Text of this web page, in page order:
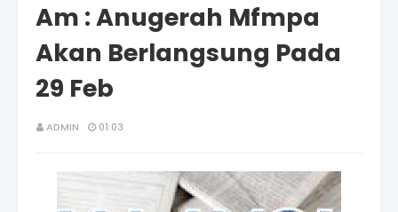
Am : Anugerah Mfmpa
Akan Berlangsung Pada
29 Feb
ADMIN 01:03